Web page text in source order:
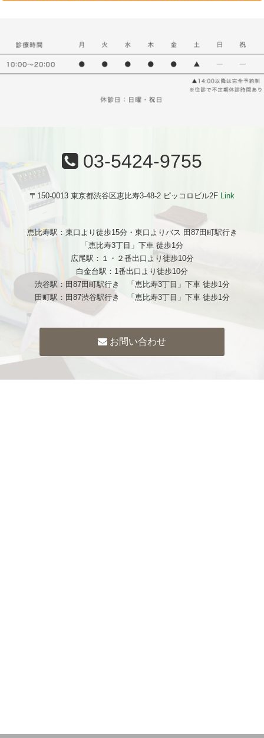
03-5424-9755
〒150-0013 東京都渋谷区恵比寿3-48-2 ピッコロビル2F Link
恵比寿駅：東口より徒歩15分・東口よりバス 田87田町駅行き
「恵比寿3丁目」下車 徒歩1分
広尾駅：１・２番出口より徒歩10分
白金台駅：1番出口より徒歩10分
渋谷駅：田87田町駅行き 「恵比寿3丁目」下車 徒歩1分
田町駅：田87渋谷駅行き 「恵比寿3丁目」下車 徒歩1分
お問い合わせ